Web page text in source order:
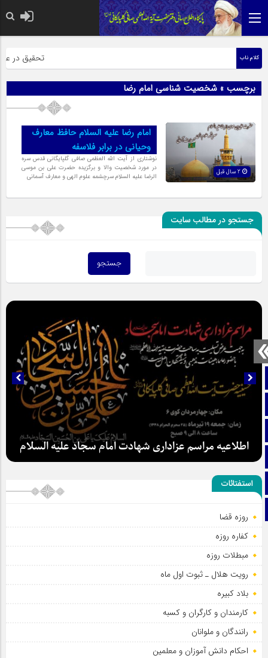
صفحه نخست
آپارات
اینستاگرام
کلام ناب تحقیق در
برچسب » شخصیت شناسی امام رضا
امام رضا علیه السلام حافظ معارف
وحیانی در برابر فلاسفه
نوشتاری از آیت الله العظمی صافی گلپایگانی قدس سره
در مورد شخصیت والا و برگزیده حضرت علی بن موسی
الرضا علیه السلام سرچشمه علوم الهی و معارف آسمانی
جستجو در مطالب سایت
اطلاعیه مراسم عزاداری شهادت امام سجاد علیه السلام
استفتائات
روزه قضا
کفاره روزه
مبطلات روزه
رویت هلال ـ ثبوت اول ماه
بلاد کبیره
کارمندان و کارگران و کسبه
رانندگان و ملوانان
احکام دانش آموزان و معلمین